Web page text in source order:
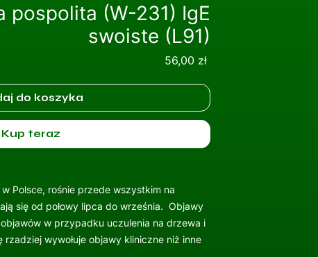
pospolita (W-231) IgE
swoiste (L91)
56,00 złCena
do koszyka
Kup teraz
Polsce, rośnie przede wszystkim na
się od połowy lipca do września. Objawy
w przypadku uczulenia na drzewa i
wywołuje objawy kliniczne niż inne